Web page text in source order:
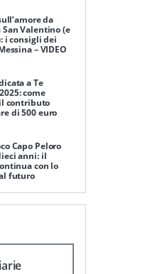
da
San Valentino (e
i consigli dei
– VIDEO
a Te
come
contributo
di 500 euro
Capo Peloro
anni: il
con lo
futuro